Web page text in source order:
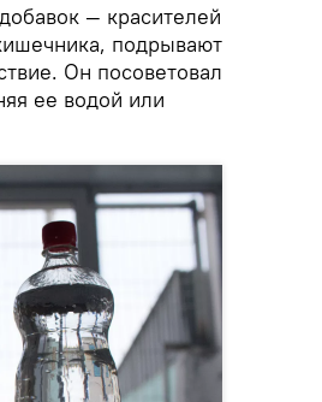
— красителей
подрывают
Он посоветовал
ее водой или